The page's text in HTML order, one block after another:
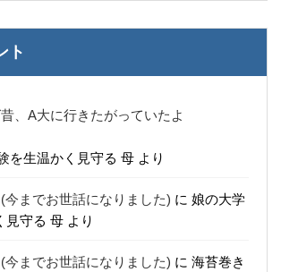
ト
、A大に行きたがっていたよ
を生温かく見守る 母 より
までお世話になりました) に 娘の大学
見守る 母 より
までお世話になりました) に 海苔巻き